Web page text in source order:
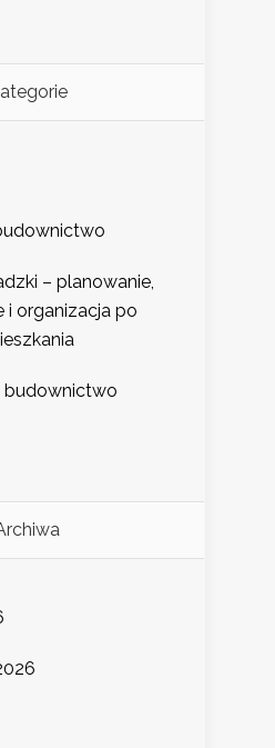
– planowanie,
i organizacja po
budownictwo